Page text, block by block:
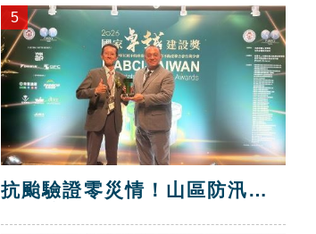
5
抗颱驗證零災情！山區防汛工